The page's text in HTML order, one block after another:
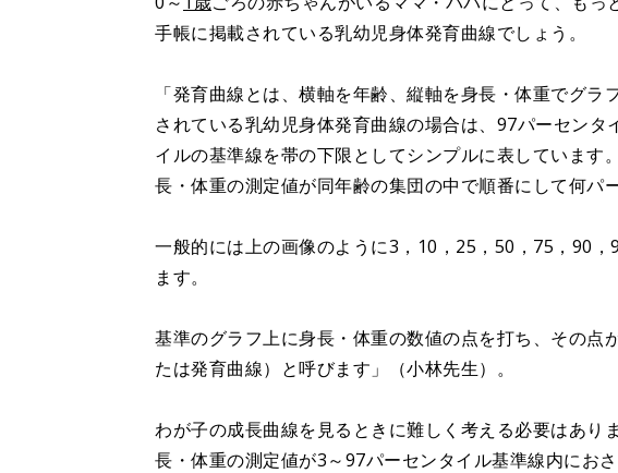
手帳に掲載されている乳幼児身体発育曲線でしょう。
「発育曲線とは、横軸を年齢、縦軸を身長・体重でグ
されている乳幼児身体発育曲線の場合は、97パーセン
イルの基準線を帯の下限としてシンプルに表しています
長・体重の測定値が同年齢の集団の中で順番にして何パ
一般的には上の画像のように3，10，25，50，75，90
ます。
基準のグラフ上に身長・体重の数値の点を打ち、その点
たは発育曲線）と呼びます」（小林先生）。
わが子の成長曲線を見るときに難しく考える必要はあり
長・体重の測定値が3～97パーセンタイル基準線内にお